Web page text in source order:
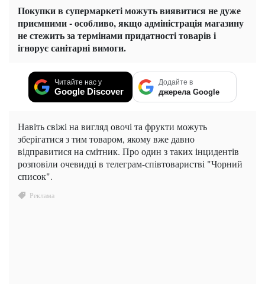
Покупки в супермаркеті можуть виявитися не дуже
приємними - особливо, якщо адміністрація магазину
не стежить за термінами придатності товарів і
ігнорує санітарні вимоги.
Читайте нас у
Google Discover
Додайте в
джерела Google
Навіть свіжі на вигляд овочі та фрукти можуть
зберігатися з тим товаром, якому вже давно
відправитися на смітник. Про один з таких інцидентів
розповіли очевидці в телеграм-співтоваристві "Чорний
список".